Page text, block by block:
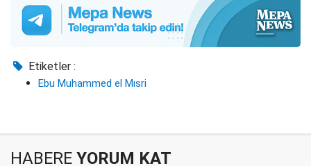
Etiketler :
Ebu Muhammed el Mısri
HABERE YORUM KAT